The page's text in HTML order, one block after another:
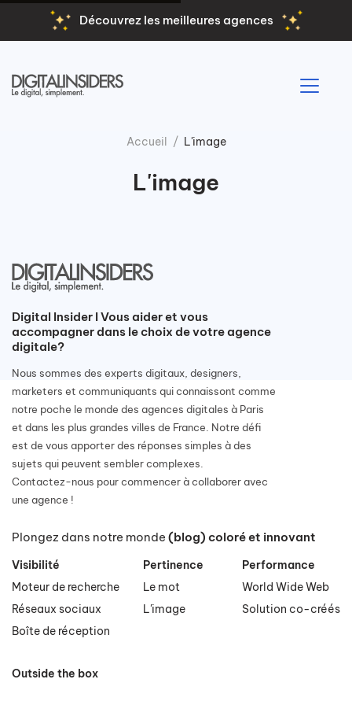
Découvrez les meilleures agences
Accueil L'image
L'image
Digital Insider I Vous aider et vous
accompagner dans le choix de votre agence
digitale?
Nous sommes des experts digitaux, designers,
marketers et communiquants qui connaissont comme
notre poche le monde des agences digitales à Paris
et dans les plus grandes villes de France. Notre défi
est de vous apporter des réponses simples à des
sujets qui peuvent sembler complexes.
Contactez-nous pour commencer à collaborer avec
une agence !
Plongez dans notre monde (blog) coloré et innovant
Visibilité
Moteur de recherche
Réseaux sociaux
Boîte de réception
Pertinence
Le mot
L'image
Performance
World Wide Web
Solution co-créés
Outside the box